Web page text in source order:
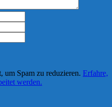
um Spam zu reduzieren. Erfahre,
werden.